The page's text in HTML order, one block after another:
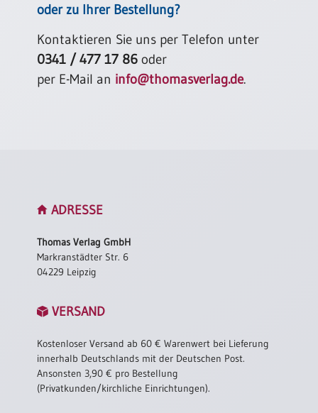
Restbestände
Restbestände
Bücher
oder zu Ihrer Bestellung?
Kontaktieren Sie uns per Telefon unter
0341 / 477 17 86 oder
per E-Mail an info@thomasverlag.de.
ADRESSE
Thomas Verlag GmbH
Markranstädter Str. 6
04229 Leipzig
VERSAND
Kostenloser Versand ab 60 € Warenwert bei Lieferung
innerhalb Deutschlands mit der Deutschen Post.
Ansonsten 3,90 € pro Bestellung
(Privatkunden/kirchliche Einrichtungen).